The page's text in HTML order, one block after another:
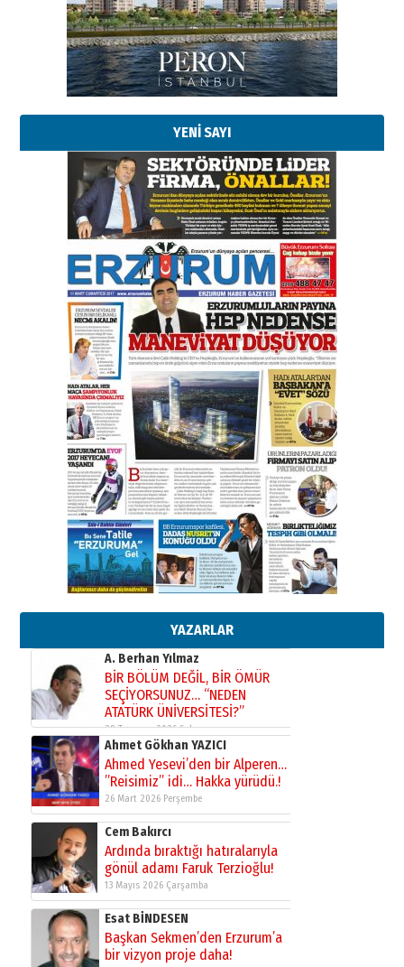
YENİ SAYI
YAZARLAR
Esat BİNDESEN
Başkan Sekmen’den Erzurum’a
bir vizyon proje daha!
02 Ağustos 2026 Pazar
Kadir SABUNCUOĞLU
Erzurumspor’un köşe taşları
29 Haziran 2026 Pazartesi
Kenan GÜLERCİ
Murat Şahsuvaroğlu ERKON’da
çıtayı yukarı taşırken,
yönetimdekiler aşağı
çekmemeli!
17 Şubat 2026 SalıOrhan BOZKURT
Bir fotoğraf, bir şehir, bir
gazeteci… Dizginler kimin
A. Berhan Yılmaz
BİR BÖLÜM DEĞİL, BİR ÖMÜR
SEÇİYORSUNUZ… “NEDEN
ATATÜRK ÜNİVERSİTESİ?”
28 Temmuz 2026 Salı
Ahmet Gökhan YAZICI
Ahmed Yesevi’den bir Alperen…
”Reisimiz” idi… Hakka yürüdü.!
26 Mart 2026 Perşembe
Cem Bakırcı
Ardında bıraktığı hatıralarıyla
gönül adamı Faruk Terzioğlu!
13 Mayıs 2026 Çarşamba
Esat BİNDESEN
Başkan Sekmen’den Erzurum’a
bir vizyon proje daha!